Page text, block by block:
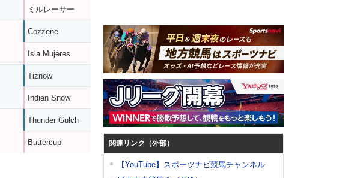
ミルレーサー
Cozzene
Isla Mujeres
Tiznow
Indian Snow
Thunder Gulch
Buttercup 関連リンク（外部）
【YouTube】スポーツナビ競馬チャンネル